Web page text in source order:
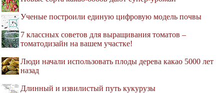
Ученые построили единую цифровую модель почвы
7 классных советов для выращивания томатов –
томатодизайн на вашем участке!
Люди начали использовать плоды дерева какао 5000 лет
назад
Длинный и извилистый путь кукурузы